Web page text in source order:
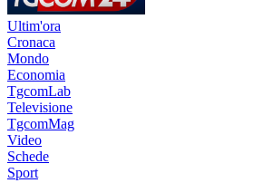
Ultim'ora
Cronaca
Mondo
Economia
TgcomLab
Televisione
TgcomMag
Video
Schede
Sport